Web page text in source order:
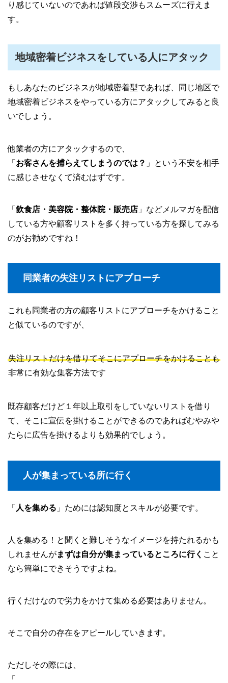
り感じていないのであれば値段交渉もスムーズに行えま
す。
地域密着ビジネスをしている人にアタック
もしあなたのビジネスが地域密着型であれば、同じ地区で
地域密着ビジネスをやっている方にアタックしてみると良
いでしょう。
他業者の方にアタックするので、
「 お客さんを捕らえてしまうのでは？ 」という不安を相手
に感じさせなくて済むはずです。
「 飲食店・美容院・整体院・販売店 」などメルマガを配信
している方や顧客リストを多く持っている方を探してみる
のがお勧めですね！
同業者の失注リストにアプローチ
これも同業者の方の顧客リストにアプローチをかけること
と似ているのですが、
失注リストだけを借りてそこにアプローチをかけることも
非常に有効な集客方法です
既存顧客だけど１年以上取引をしていないリストを借り
て、そこに宣伝を掛けることができるのであればむやみや
たらに広告を掛けるよりも効果的でしょう。
人が集まっている所に行く
「 人を集める 」ためには認知度とスキルが必要です。
人を集める！と聞くと難しそうなイメージを持たれるかも
しれませんがまずは自分が集まっているところに行く こと
なら簡単にできそうですよね。
行くだけなので労力をかけて集める必要はありません。
そこで自分の存在をアピールしていきます。
ただしその際には、
「